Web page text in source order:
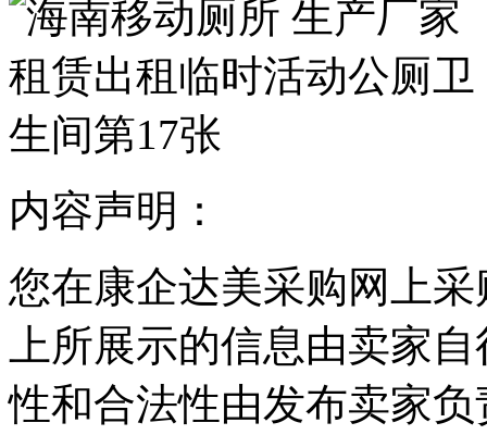
内容声明：
您在康企达美采购网上
上所展示的信息由卖家
性和合法性由发布卖家